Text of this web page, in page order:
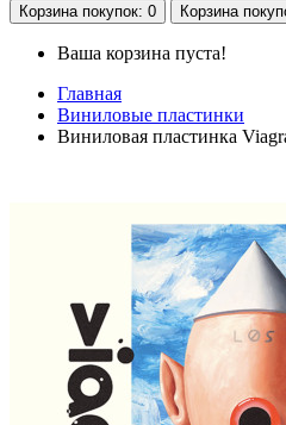
Корзина покупок: 0 Корзина
Ваша корзина пуста!
Главная
Виниловые пластинки
Виниловая пластинка